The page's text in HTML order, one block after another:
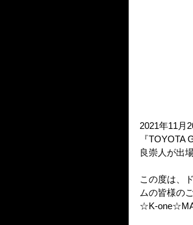
2021年11月
『TOYOTA
良崇人が出
この度は、
ムの皆様の
☆K-